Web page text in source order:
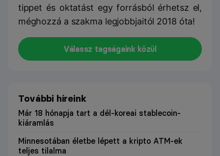
tippet és oktatást egy forrásból érhetsz el,
méghozzá a szakma legjobbjaitól 2018 óta!
Válassz tagságaink közül
További híreink
Már 18 hónapja tart a dél-koreai stablecoin-
kiáramlás
Minnesotában életbe lépett a kripto ATM-ek
teljes tilalma